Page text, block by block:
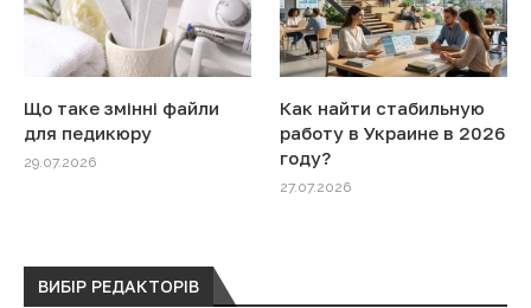
Що таке змінні файли
для педикюру
29.07.2026
Как найти стабильную
работу в Украине в 2026
году?
27.07.2026
ВИБІР РЕДАКТОРІВ